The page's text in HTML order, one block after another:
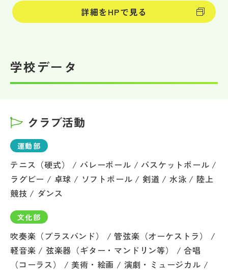
詳細をHPで見る
学校データ
クラブ活動
運動部
テニス（硬式） / バレーボール / バスケットボール /
ラグビー / 卓球 / ソフトボール / 剣道 / 水泳 / 陸上
競技 / ダンス
文化部
吹奏楽（ブラスバンド） / 管弦楽（オーケストラ） /
軽音楽 / 弦楽器（ギター・マンドリン等） / 合唱
（コーラス） / 美術・絵画 / 演劇・ミュージカル /